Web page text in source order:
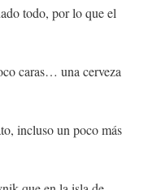
todo, por lo que el
caras… una cerveza
incluso un poco más